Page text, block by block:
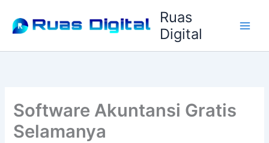
konten
Ruas
Digital
Software Akuntansi Gratis
Selamanya